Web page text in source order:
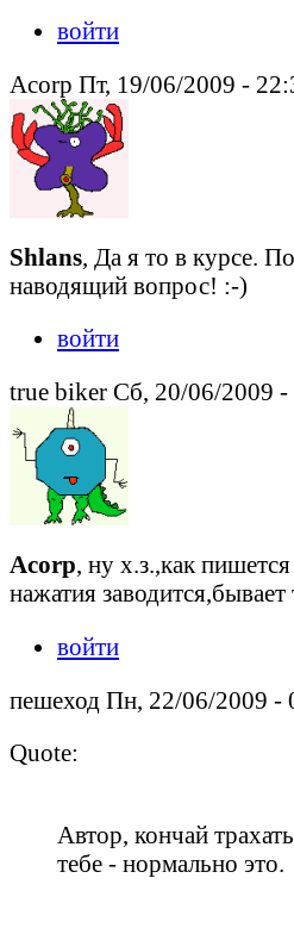
войти
Acorp Пт, 19/06/2009 -
Shlans , Да я то в курсе.
наводящий вопрос! :-)
войти
true biker Сб, 20/06/2009 -
Acorp, ну х.з.,как
нажатия заводится,бывает
войти
пешеход Пн, 22/06/2009 -
Quote:
Автор, кончай
тебе - нормально это.